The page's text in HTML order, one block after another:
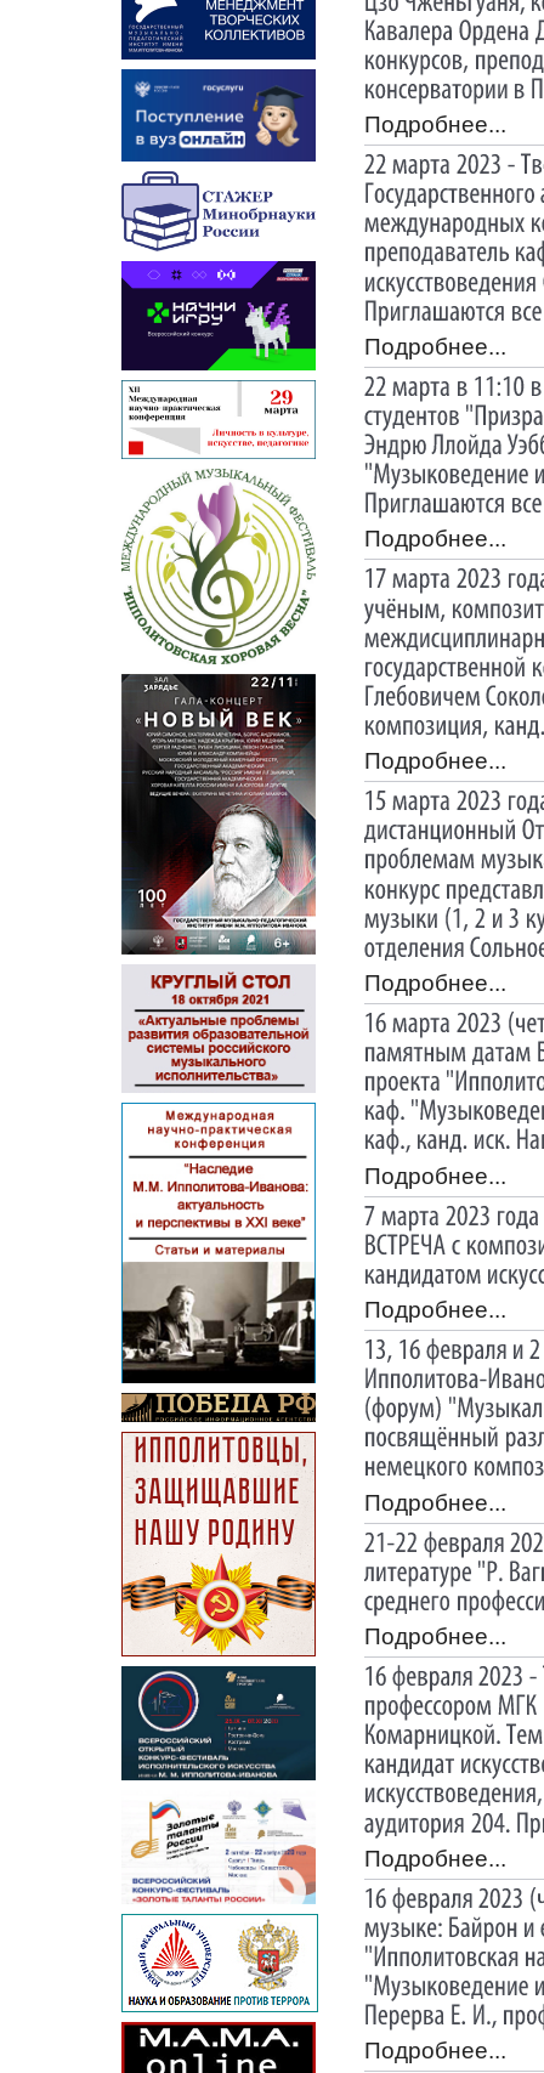
Подробнее...
Подробнее...
Подробнее...
Подробнее...
Подробнее...
Подробнее...
Подробнее...
Подробнее...
Подробнее...
Подробнее...
Подробнее...